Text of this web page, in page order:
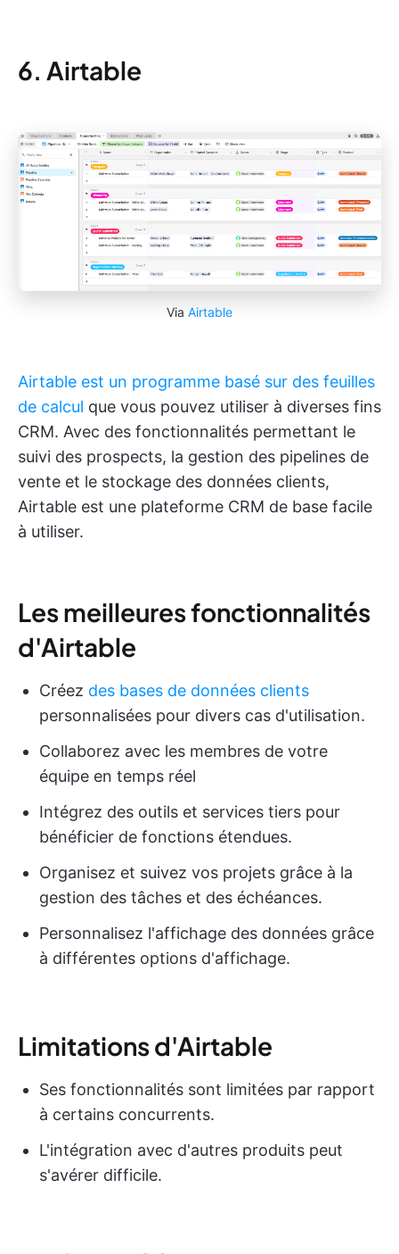
6. Airtable
Via Airtable
Airtable est un programme basé sur des feuilles
de calcul que vous pouvez utiliser à diverses fins
CRM. Avec des fonctionnalités permettant le
suivi des prospects, la gestion des pipelines de
vente et le stockage des données clients,
Airtable est une plateforme CRM de base facile
à utiliser.
Les meilleures fonctionnalités
d'Airtable
Créez des bases de données clients
personnalisées pour divers cas d'utilisation.
Collaborez avec les membres de votre
équipe en temps réel
Intégrez des outils et services tiers pour
bénéficier de fonctions étendues.
Organisez et suivez vos projets grâce à la
gestion des tâches et des échéances.
Personnalisez l'affichage des données grâce
à différentes options d'affichage.
Limitations d'Airtable
Ses fonctionnalités sont limitées par rapport
à certains concurrents.
L'intégration avec d'autres produits peut
s'avérer difficile.